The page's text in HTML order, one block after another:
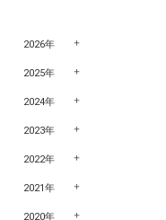
2026年
2025年
2024年
2023年
2022年
2021年
2020年